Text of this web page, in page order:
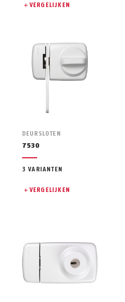
VERGELIJKEN
DEURSLOTEN
7530
3 VARIANTEN
VERGELIJKEN